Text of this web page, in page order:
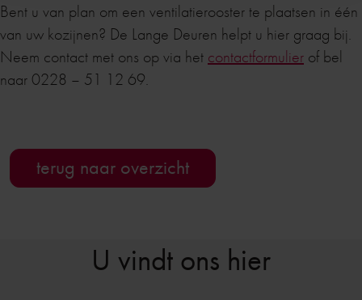
Bent u van plan om een ventilatierooster te plaatsen in één
van uw kozijnen? De Lange Deuren helpt u hier graag bij.
Neem contact met ons op via het contactformulier of bel
naar 0228 – 51 12 69.
terug naar overzicht
U vindt ons hier